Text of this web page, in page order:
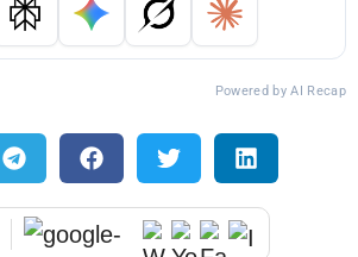
Powered by AI Recap